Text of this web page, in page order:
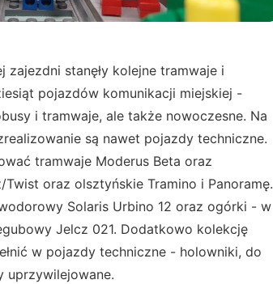
stanęły kolejne tramwaje i
pojazdów komunikacji miejskiej -
i tramwaje, ale także nowoczesne. Na
są nawet pojazdy techniczne.
tramwaje Moderus Beta oraz
Twist oraz olsztyńskie Tramino i Panoramę.
Solaris Urbino 12 oraz ogórki - w
Jelcz 021. Dodatkowo kolekcję
w pojazdy techniczne - holowniki, do
uprzywilejowane.